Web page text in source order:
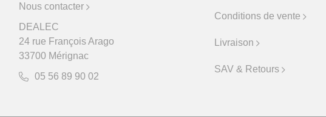
Nous contacter
DEALEC
24 rue François Arago
33700 Mérignac
05 56 89 90 02
Conditions de vente
Livraison
SAV & Retours